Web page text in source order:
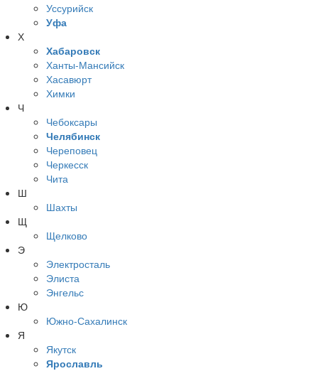
Уссурийск
Уфа
Х
Хабаровск
Ханты-Мансийск
Хасавюрт
Химки
Ч
Чебоксары
Челябинск
Череповец
Черкесск
Чита
Ш
Шахты
Щ
Щелково
Э
Электросталь
Элиста
Энгельс
Ю
Южно-Сахалинск
Я
Якутск
Ярославль